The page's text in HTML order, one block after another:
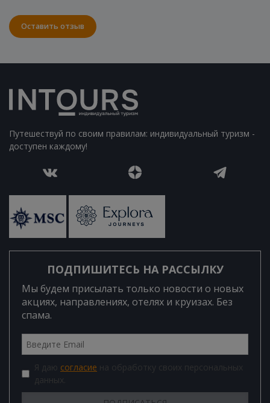
Оставить отзыв
Путешествуй по своим правилам: индивидуальный туризм -
доступен каждому!
ПОДПИШИТЕСЬ НА РАССЫЛКУ
Мы будем присылать только новости о новых
акциях, направлениях, отелях и круизах. Без
спама.
Я даю согласие на обработку своих персональных
данных.